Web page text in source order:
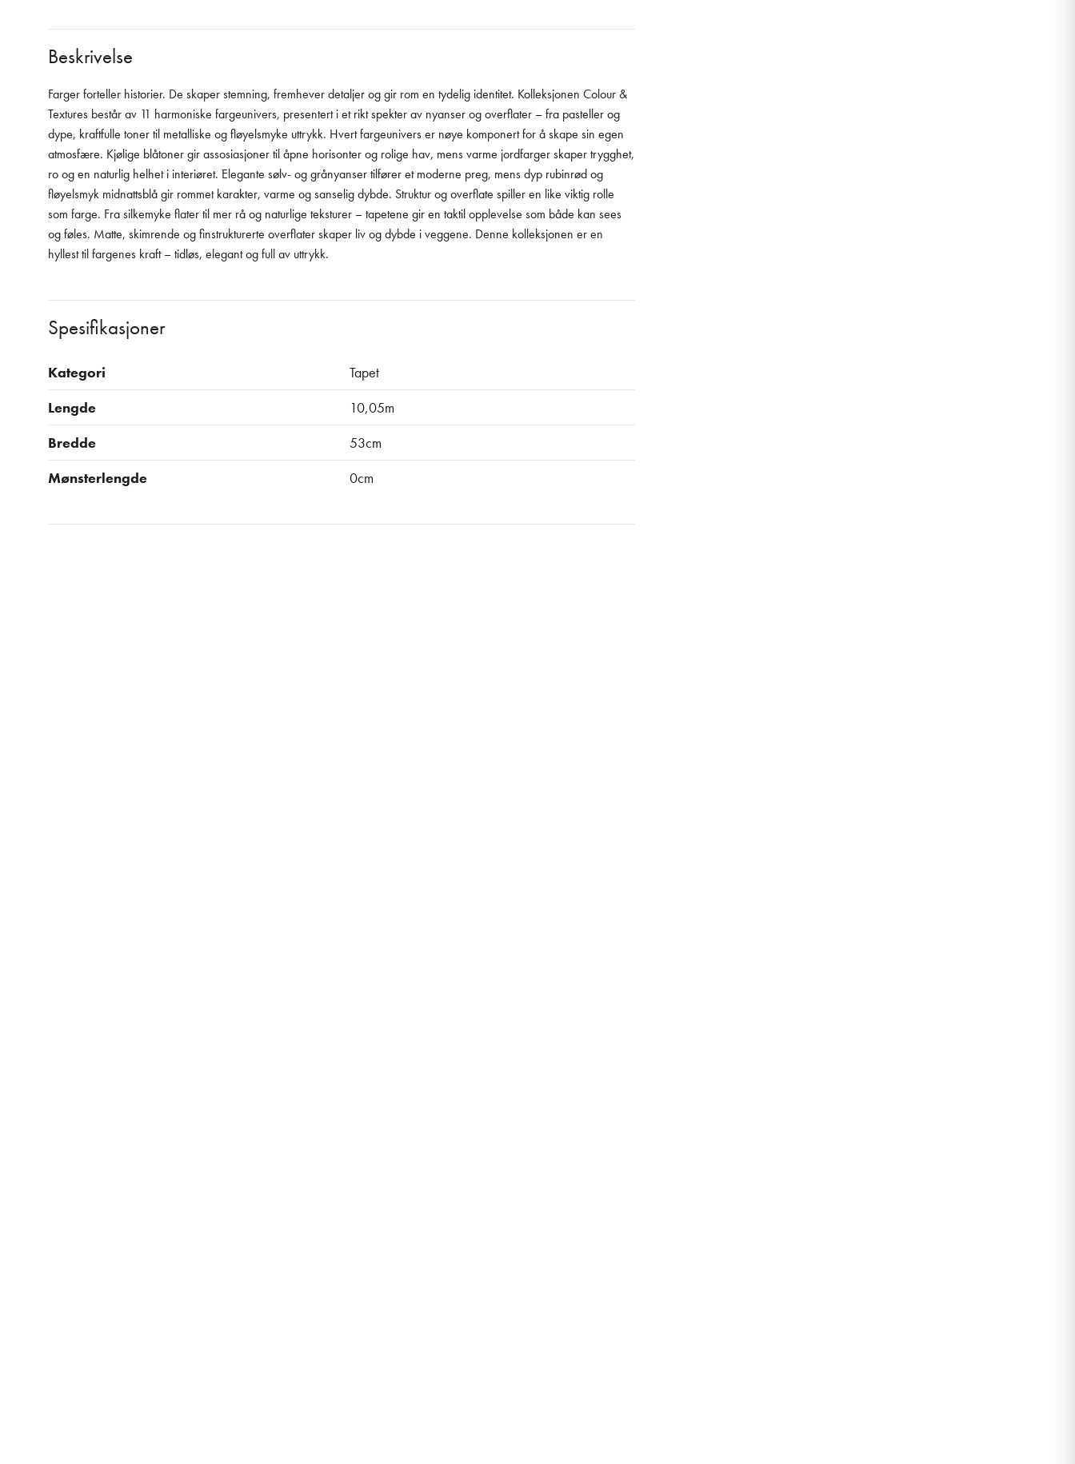
Beskrivelse
Farger forteller historier. De skaper stemning, fremhever detaljer og gir rom en tydelig identitet. Kolleksjonen Colour &
Textures består av 11 harmoniske fargeunivers, presentert i et rikt spekter av nyanser og overflater – fra pasteller og
dype, kraftfulle toner til metalliske og fløyelsmyke uttrykk. Hvert fargeunivers er nøye komponert for å skape sin egen
atmosfære. Kjølige blåtoner gir assosiasjoner til åpne horisonter og rolige hav, mens varme jordfarger skaper trygghet,
ro og en naturlig helhet i interiøret. Elegante sølv- og grånyanser tilfører et moderne preg, mens dyp rubinrød og
fløyelsmyk midnattsblå gir rommet karakter, varme og sanselig dybde. Struktur og overflate spiller en like viktig rolle
som farge. Fra silkemyke flater til mer rå og naturlige teksturer – tapetene gir en taktil opplevelse som både kan sees
og føles. Matte, skimrende og finstrukturerte overflater skaper liv og dybde i veggene. Denne kolleksjonen er en
hyllest til fargenes kraft – tidløs, elegant og full av uttrykk.
Spesifikasjoner
Kategori
Tapet
Lengde
10,05m
Bredde
53cm
Mønsterlengde
0cm